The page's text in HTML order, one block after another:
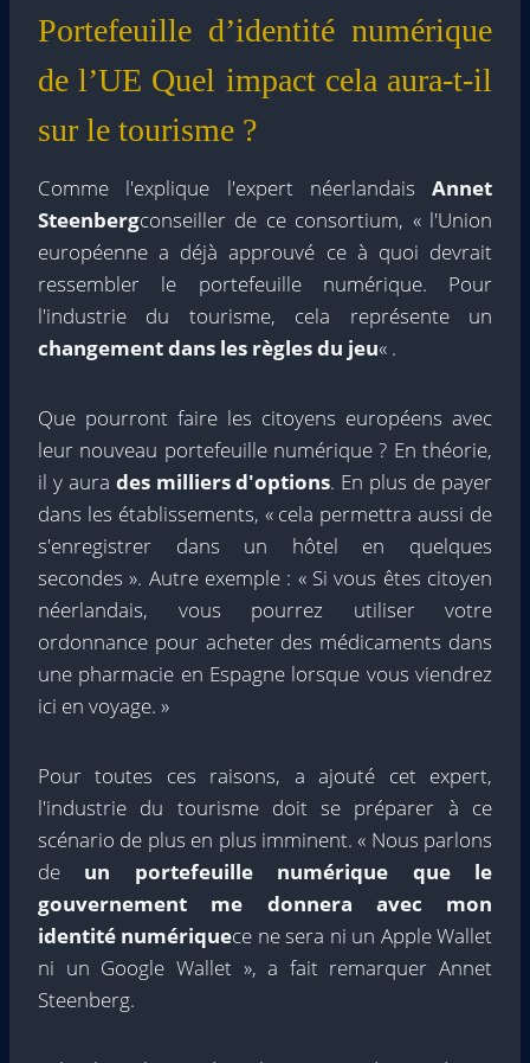
Portefeuille d’identité numérique
de l’UE Quel impact cela aura-t-il
sur le tourisme ?
Comme l'explique l'expert néerlandais Annet
Steenbergconseiller de ce consortium, « l'Union
européenne a déjà approuvé ce à quoi devrait
ressembler le portefeuille numérique. Pour
l'industrie du tourisme, cela représente un
changement dans les règles du jeu« .
Que pourront faire les citoyens européens avec
leur nouveau portefeuille numérique ? En théorie,
il y aura des milliers d'options. En plus de payer
dans les établissements, « cela permettra aussi de
s'enregistrer dans un hôtel en quelques
secondes ». Autre exemple : « Si vous êtes citoyen
néerlandais, vous pourrez utiliser votre
ordonnance pour acheter des médicaments dans
une pharmacie en Espagne lorsque vous viendrez
ici en voyage. »
Pour toutes ces raisons, a ajouté cet expert,
l'industrie du tourisme doit se préparer à ce
scénario de plus en plus imminent. « Nous parlons
de un portefeuille numérique que le
gouvernement me donnera avec mon
identité numériquece ne sera ni un Apple Wallet
ni un Google Wallet », a fait remarquer Annet
Steenberg.